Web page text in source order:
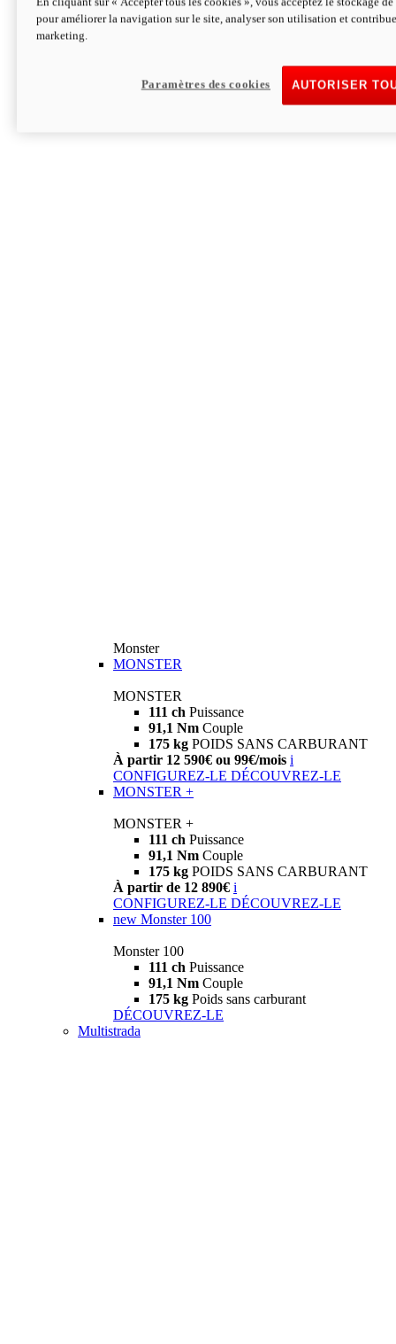
Hypermotard V2 SP 100
Découvrez-le
Monster
MONSTER
MONSTER
111 ch Puissance
91,1 Nm Couple
175 kg POIDS SANS CARBURANT
À partir 12 590€ ou 99€/mois i
CONFIGUREZ-LE DÉCOUVREZ-LE
MONSTER +
MONSTER +
111 ch Puissance
91,1 Nm Couple
175 kg POIDS SANS CARBURANT
À partir de 12 890€ i
CONFIGUREZ-LE DÉCOUVREZ-LE
new Monster 100
Monster 100
111 ch Puissance
91,1 Nm Couple
175 kg Poids sans carburant
DÉCOUVREZ-LE
Multistrada
pour améliorer la navigation sur le site, analyser son utilisation et
marketing.
AUTORISER
Paramètres des cookies